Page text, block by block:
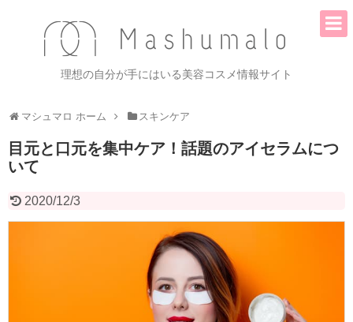
理想の自分が手にはいる美容コスメ情報サイト
マシュマロ ホーム スキンケア
目元と口元を集中ケア！話題のアイセラムにつ
いて
2020/12/3